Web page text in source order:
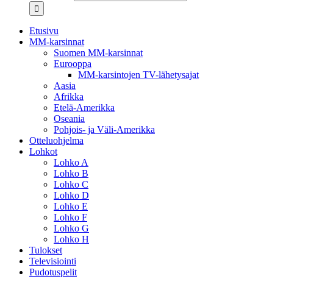
Etusivu
MM-karsinnat
Suomen MM-karsinnat
Eurooppa
MM-karsintojen TV-lähetysajat
Aasia
Afrikka
Etelä-Amerikka
Oseania
Pohjois- ja Väli-Amerikka
Otteluohjelma
Lohkot
Lohko A
Lohko B
Lohko C
Lohko D
Lohko E
Lohko F
Lohko G
Lohko H
Tulokset
Televisiointi
Pudotuspelit